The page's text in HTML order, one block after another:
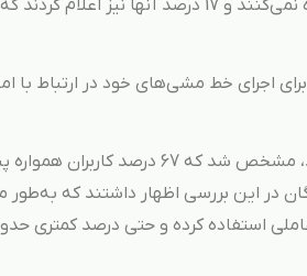
اجرای خط‌ مشی‌های خود در ارتباط با
در بررسی دیگری که توسط یک موسسه پژوهشی انجام
اگرچه 82 درصد شرکت‌کنندگان در این بررسی اظهار